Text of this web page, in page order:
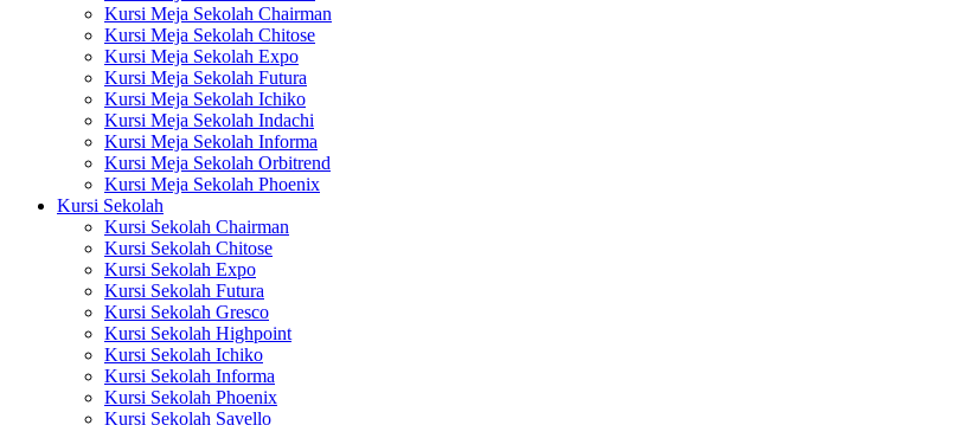
Kursi Meja Sekolah Chairman
Kursi Meja Sekolah Chitose
Kursi Meja Sekolah Expo
Kursi Meja Sekolah Futura
Kursi Meja Sekolah Ichiko
Kursi Meja Sekolah Indachi
Kursi Meja Sekolah Informa
Kursi Meja Sekolah Orbitrend
Kursi Meja Sekolah Phoenix
Kursi Sekolah
Kursi Sekolah Chairman
Kursi Sekolah Chitose
Kursi Sekolah Expo
Kursi Sekolah Futura
Kursi Sekolah Gresco
Kursi Sekolah Highpoint
Kursi Sekolah Ichiko
Kursi Sekolah Informa
Kursi Sekolah Phoenix
Kursi Sekolah Savello